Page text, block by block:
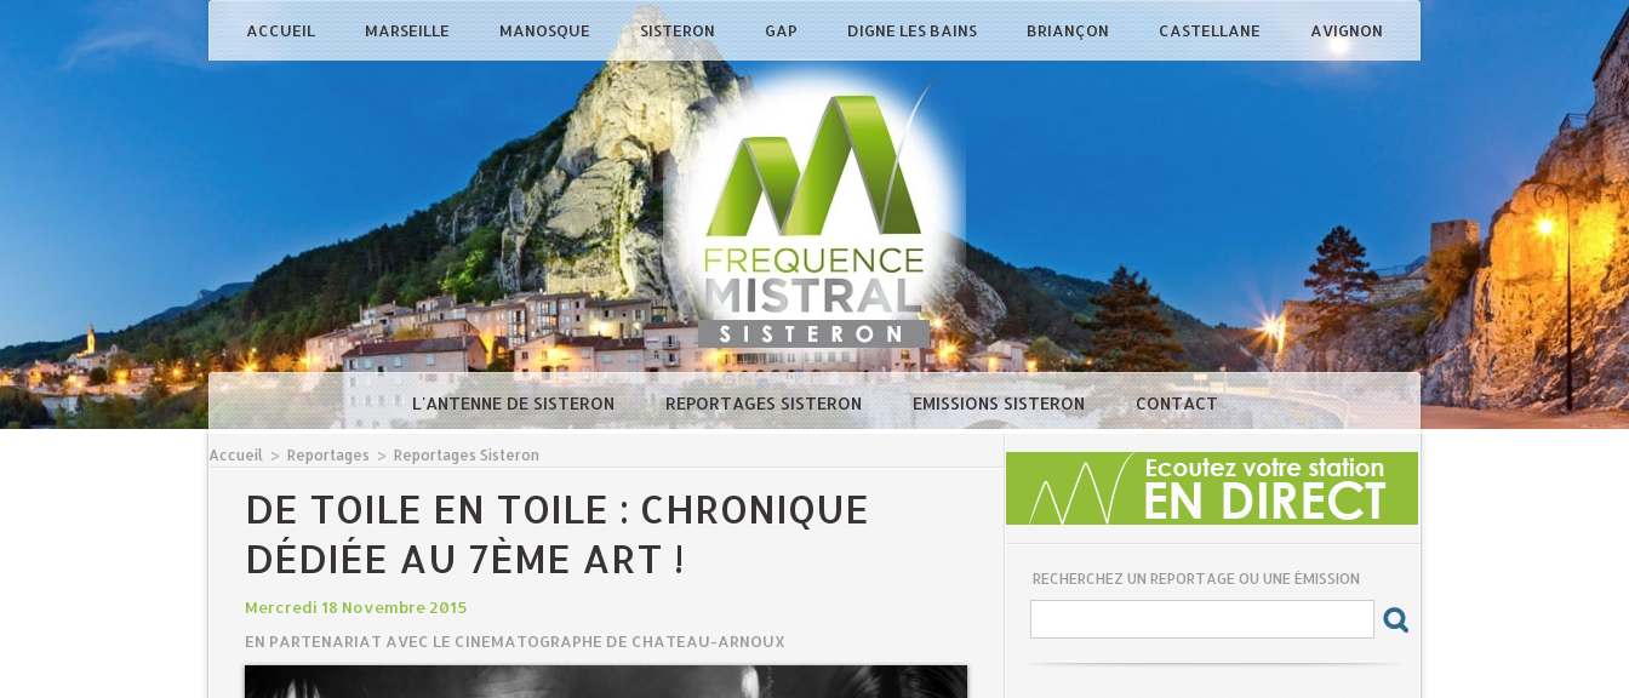
ACCUEIL MARSEILLE MANOSQUE SISTERON GAP DIGNE LES BAINS BRIANÇON CASTELLANE AVIGNON
L'ANTENNE DE SISTERON REPORTAGES SISTERON EMISSIONS SISTERON CONTACT
Accueil > Reportages > Reportages Sisteron
DE TOILE EN TOILE : CHRONIQUE
DÉDIÉE AU 7ÈME ART !
Mercredi 18 Novembre 2015
EN PARTENARIAT AVEC LE CINEMATOGRAPHE DE CHATEAU-ARNOUX
RECHERCHEZ UN REPORTAGE OU UNE ÉMISSION